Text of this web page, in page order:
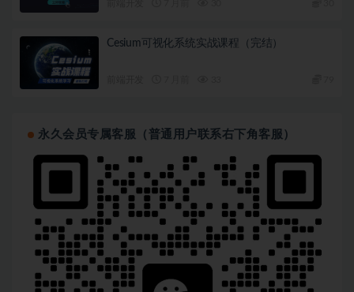
Cesium可视化系统实战课程（完结）
永久会员专属客服（普通用户联系右下角客服）